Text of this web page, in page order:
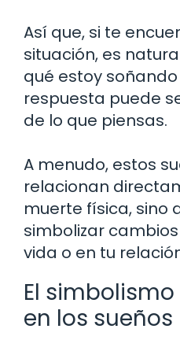
Así que, si te
situación, es
qué estoy soñando
respuesta puede
de lo que piensas.
A menudo, estos
relacionan
muerte física, sino
simbolizar
vida o en tu
El
en los sueños